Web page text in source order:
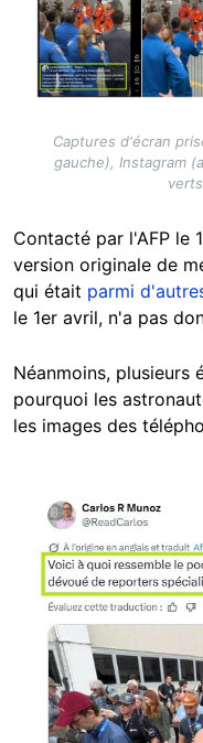
Captures d'écran
gauche), Instagram
Contacté par l'AFP le
version originale de
qui était parmi
le 1er avril, n'a pas
Néanmoins, plusieurs
pourquoi les
les images des
Image